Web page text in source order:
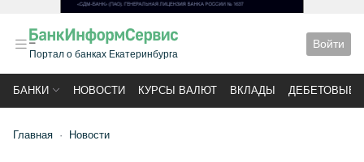
Портал о банках Екатеринбурга
Войти
БАНКИ НОВОСТИ КУРСЫ ВАЛЮТ ВКЛАДЫ ДЕБЕТОВЫЕ
Главная Новости